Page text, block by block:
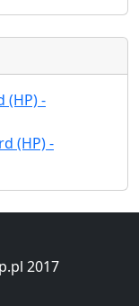
(HP) -
(HP) -
2017